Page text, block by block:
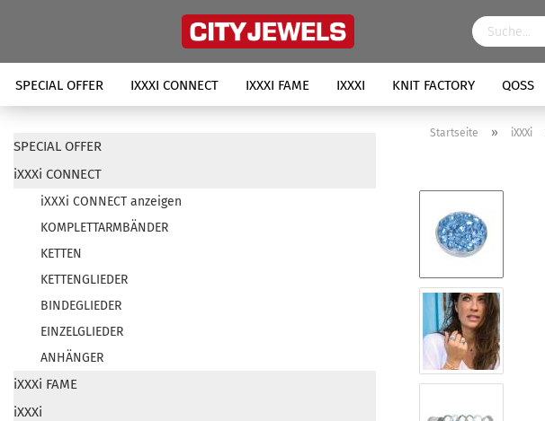
SPECIAL OFFER IXXXI CONNECT IXXXI FAME IXXXI KNIT FACTORY QOSS
Startseite » iXXXi
SPECIAL OFFER
iXXXi CONNECT
iXXXi CONNECT anzeigen
KOMPLETTARMBÄNDER
KETTEN
KETTENGLIEDER
BINDEGLIEDER
EINZELGLIEDER
ANHÄNGER
iXXXi FAME
iXXXi